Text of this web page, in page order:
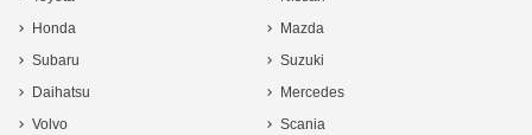
Honda
Mazda
Subaru
Suzuki
Daihatsu
Mercedes
Volvo
Scania